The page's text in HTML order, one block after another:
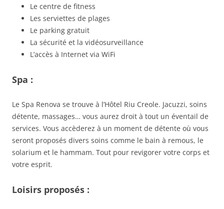
Le centre de fitness
Les serviettes de plages
Le parking gratuit
La sécurité et la vidéosurveillance
L’accès à Internet via WiFi
Spa :
Le Spa Renova se trouve à l’Hôtel Riu Creole. Jacuzzi, soins
détente, massages… vous aurez droit à tout un éventail de
services. Vous accèderez à un moment de détente où vous
seront proposés divers soins comme le bain à remous, le
solarium et le hammam. Tout pour revigorer votre corps et
votre esprit.
Loisirs proposés :